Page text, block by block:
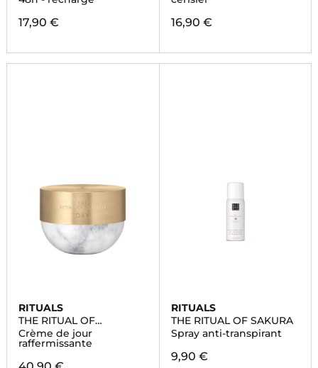
17,90 € 16,90 €
RITUALS
THE RITUAL OF
NAMASTE
Crème de jour
raffermissante
RITUALS
THE RITUAL OF SAKURA
Spray anti-transpirant
9,90 €